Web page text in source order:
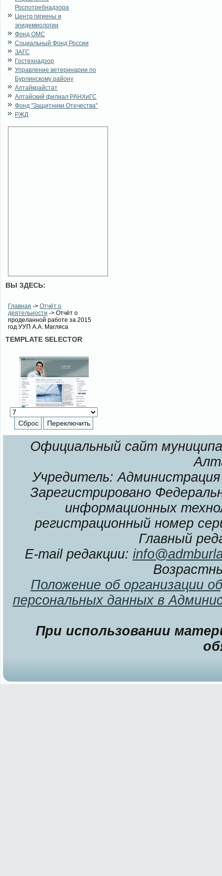
Роспотребнадзора
Центр гигиены и
эпидемиологии
Фонд ОМС
Социальный Фонд России
ЗАГС
Гостехнадзор
Управление ветеринарии по
Бурлинскому району
Алтайкрайстат
Алтайский филиал РАНХиГС
Фонд "Защитники Отечества"
РЖД
ВЫ ЗДЕСЬ:
Главная -> Отчёт о
деятельности -> Отчёт о
проделанной работе за 2015
год УУП А.А. Магляса
TEMPLATE SELECTOR
Официальный сайт
Учредитель: Администрация
Зарегистрировано
информационных
регистрационный номер
Главный
E-mail редакции:
Положение об организации
персональных данных в
При использовании